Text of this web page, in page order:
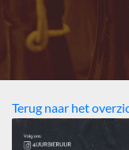
Bezoekers
Terug naar het